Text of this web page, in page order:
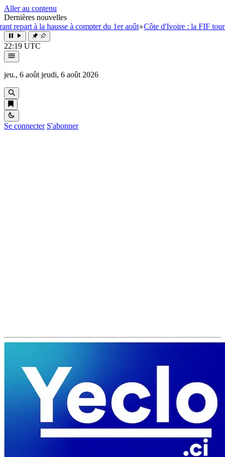
Aller au contenu
Dernières nouvelles
hausse à compter du 1er août●Côte d'Ivoire : la FIF tourne la page
22:19 UTC
jeu., 6 août jeudi, 6 août 2026
Se connecter S'abonner